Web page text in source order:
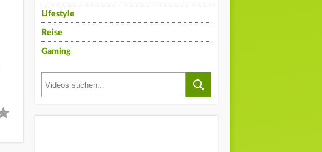
Lifestyle
Reise
Gaming